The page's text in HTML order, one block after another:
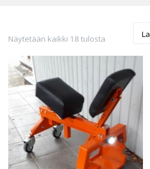
Näytetään kaikki 18 tulosta